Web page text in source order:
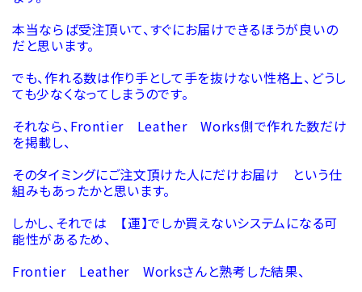
本当ならば受注頂いて、すぐにお届けできるほうが良いの
だと思います。
でも、作れる数は作り手として手を抜けない性格上、どうし
ても少なくなってしまうのです。
それなら、Frontier Leather Works側で作れた数だけ
を掲載し、
そのタイミングにご注文頂けた人にだけお届け という仕
組みもあったかと思います。
しかし、それでは 【運】でしか買えないシステムになる可
能性があるため、
Frontier Leather Worksさんと熟考した結果、